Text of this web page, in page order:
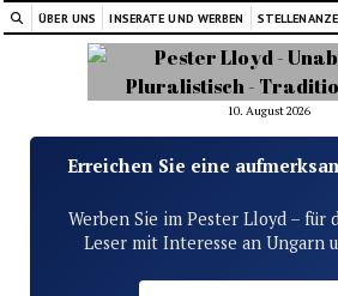
ÜBER UNS INSERATE UND WERBEN
10. August 2026
Erreichen Sie eine
Werben Sie im Pester Lloyd – für
Leser mit Interesse an Ungarn